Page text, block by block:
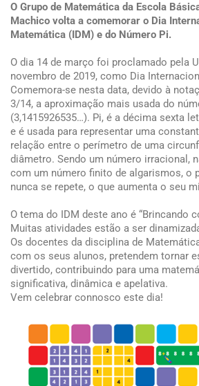
O Grupo de Matemática da Escola
Machico volta a comemorar o Dia
Matemática (IDM) e do Número Pi.
O dia 14 de março foi proclamado pela
novembro de 2019, como Dia
Comemora-se nesta data, devido à
3/14, a aproximação mais usada do
(3,1415926535…). Pi, é a décima sexta
e é usada para representar uma
relação entre o perímetro de uma
diâmetro. Sendo um número irracional,
com um número finito de algarismos, o
nunca se repete, o que aumenta o seu
O tema do IDM deste ano é “Brincando
Muitas atividades estão a ser
Os docentes da disciplina de
com os seus alunos, pretendem tornar
divertido, contribuindo para uma
significativa, dinâmica e apelativa.
Vem celebrar connosco este dia!